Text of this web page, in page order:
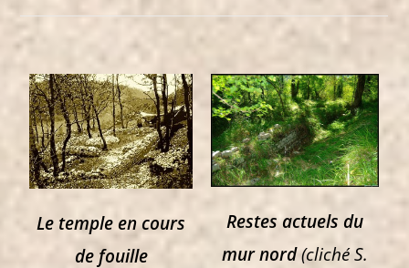
Le temple en cours
de fouille
Restes actuels du
mur nord(cliché S.